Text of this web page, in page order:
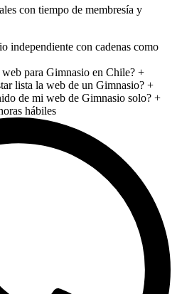
con tiempo de membresía y
independiente con cadenas como
para Gimnasio en Chile? +
lista la web de un Gimnasio? +
de mi web de Gimnasio solo? +
hábiles